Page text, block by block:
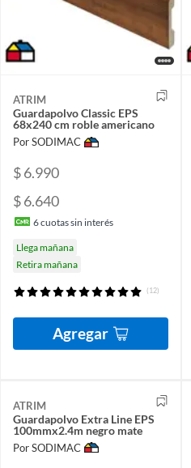
ATRIM
Guardapolvo Classic EPS
68x240 cm roble americano
Por SODIMAC
$ 6.990
$ 6.640
6cuotas sin interés
Llega mañana
Retira mañana
(12)
Agregar
ATRIM
Guardapolvo Extra Line EPS
100mmx2.4m negro mate
Por SODIMAC